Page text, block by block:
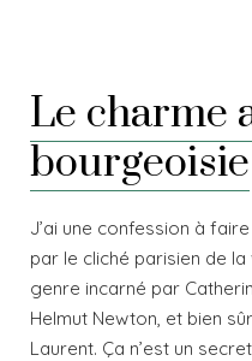
Le charme
bourgeoisie
J’ai une confession à
par le cliché parisien de
genre incarné par
Helmut Newton, et bien
Laurent. Ça n’est un